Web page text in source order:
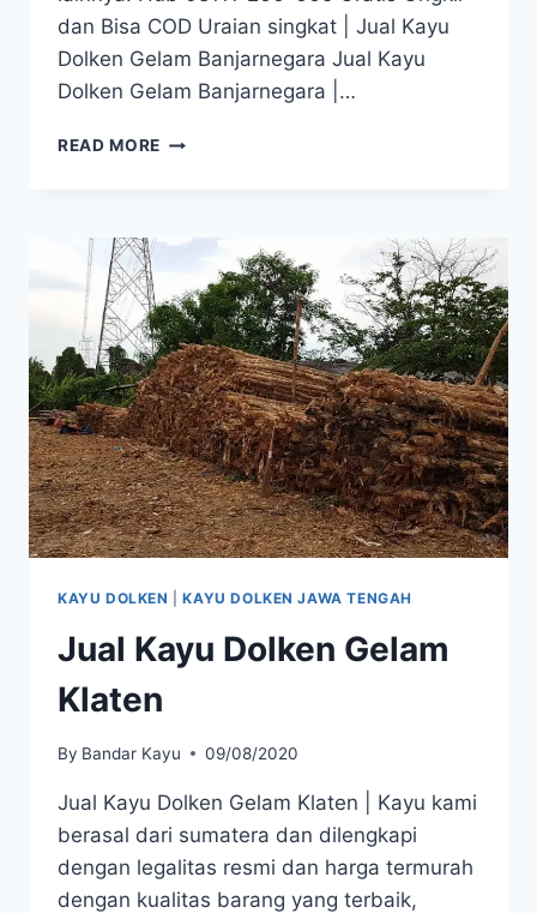
dan Bisa COD Uraian singkat | Jual Kayu
Dolken Gelam Banjarnegara Jual Kayu
Dolken Gelam Banjarnegara |…
READ MORE JUAL
BANJARNEGARA
KAYU DOLKEN |KAYU DOLKEN JAWA TENGAH
Jual Kayu Dolken Gelam
Klaten
By Bandar Kayu 09/08/2020
Jual Kayu Dolken Gelam Klaten | Kayu kami
berasal dari sumatera dan dilengkapi
dengan legalitas resmi dan harga termurah
dengan kualitas barang yang terbaik,